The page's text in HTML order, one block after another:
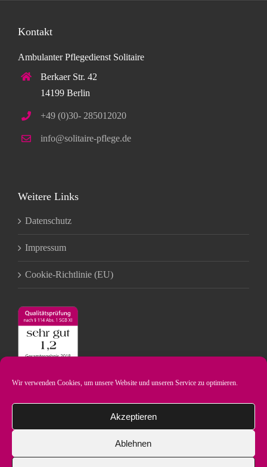
Wir verwenden Cookies, um unsere Website und unseren Service zu optimieren.
Akzeptieren
Ablehnen
Kontakt
Ambulanter Pflegedienst Solitaire
Berkaer Str. 42
14199 Berlin
+49 (0)30- 285012020
info@solitaire-pflege.de
Weitere Links
Datenschutz
Impressum
Cookie-Richtlinie (EU)